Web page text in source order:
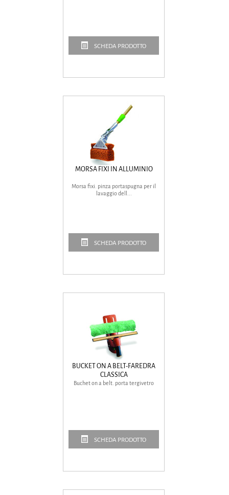
SCHEDA PRODOTTO
MORSA FIXI IN ALLUMINIO
Morsa fixi. pinza portaspugna per il
lavaggio dell...
SCHEDA PRODOTTO
BUCKET ON A BELT-FAREDRA
CLASSICA
Buchet on a belt. porta tergivetro
SCHEDA PRODOTTO